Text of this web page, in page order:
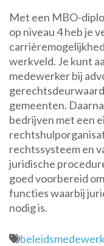
Met een MBO-
op niveau 4 heb je
werkveld. Je kunt
medewerker bij
gemeenten.
bedrijven met een
rechtssysteem en
juridische
goed voorbereid
functies waarbij
nodig is.